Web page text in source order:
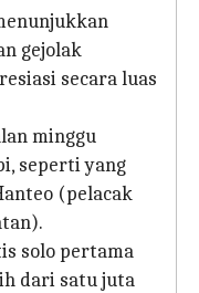
gejolak
secara luas
minggu
seperti yang
(pelacak
solo pertama
dari satu juta